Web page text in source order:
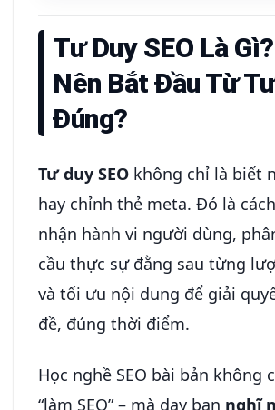
Tư Duy SEO Là
Nên Bắt Đầu Từ
Đúng?
Tư duy SEO không chỉ là biết
hay chỉnh thẻ meta. Đó là
nhận hành vi người dùng,
cầu thực sự đằng sau từng
và tối ưu nội dung để giải
đề, đúng thời điểm.
Học nghề SEO bài bản không
“làm SEO” – mà dạy bạn nghĩ